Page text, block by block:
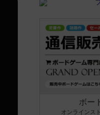
ボー
オンラインス